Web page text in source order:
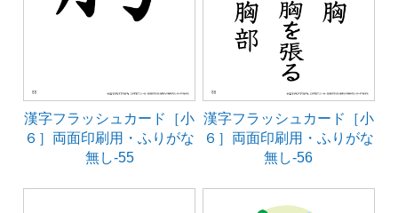
漢字フラッシュカード［小
６］両面印刷用・ふりがな
無し-55
漢字フラッシュカード［小
６］両面印刷用・ふりがな
無し-56